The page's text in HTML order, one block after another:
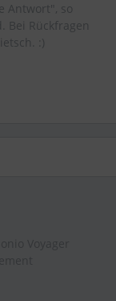
Antwort", so
Bei Rückfragen
:)